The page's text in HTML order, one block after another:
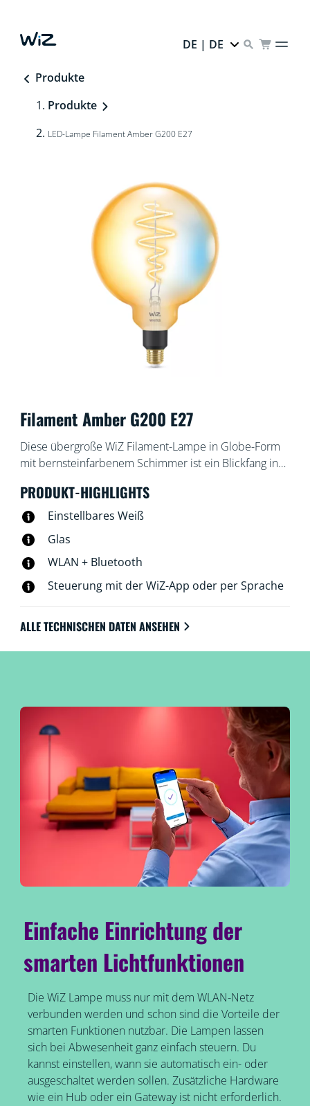
DE | DE
Produkte
Produkte
LED-Lampe Filament Amber G200 E27
Filament Amber G200 E27
Diese übergroße WiZ Filament-Lampe in Globe-Form
mit bernsteinfarbenem Schimmer ist ein Blickfang in
Licht, das mit der WiZ App oder per Sprachsteuerung
gedimmt werden kann. Außerdem gibt es in der
PRODUKT-HIGHLIGHTS
Einstellbares Weiß
Glas
WLAN + Bluetooth
Steuerung mit der WiZ-App oder per Sprache
ALLE TECHNISCHEN DATEN ANSEHEN
Einfache Einrichtung der
smarten Lichtfunktionen
Die WiZ Lampe muss nur mit dem WLAN-Netz
verbunden werden und schon sind die Vorteile der
smarten Funktionen nutzbar. Die Lampen lassen
sich bei Abwesenheit ganz einfach steuern. Du
kannst einstellen, wann sie automatisch ein- oder
ausgeschaltet werden sollen. Zusätzliche Hardware
wie ein Hub oder ein Gateway ist nicht erforderlich.